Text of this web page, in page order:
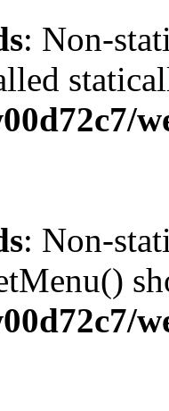
: Non-
: Non-